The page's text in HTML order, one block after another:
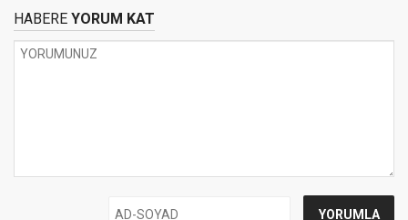
HABERE YORUM KAT